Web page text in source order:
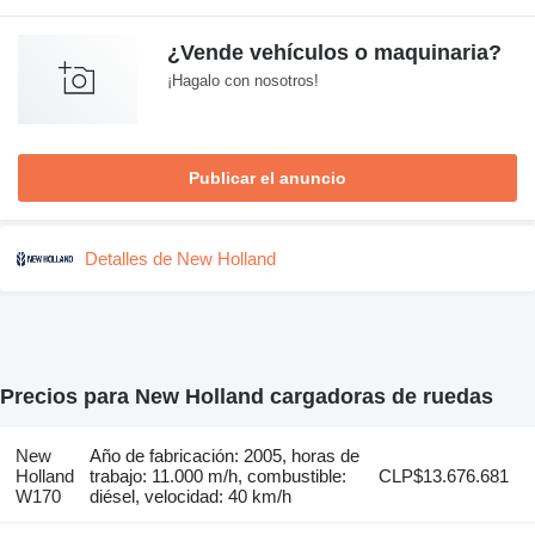
¿Vende vehículos o maquinaria?
¡Hagalo con nosotros!
Publicar el anuncio
Detalles de New Holland
Precios para New Holland cargadoras de ruedas
New
Holland
W170
Año de fabricación: 2005, horas de
trabajo: 11.000 m/h, combustible:
diésel, velocidad: 40 km/h
CLP$13.676.681